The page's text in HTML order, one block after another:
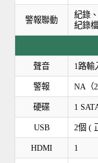
警報聯動
紀錄
紀錄
聲音 1路輸
警報 NA（
硬碟 1
USB 2個 (
HDMI 1